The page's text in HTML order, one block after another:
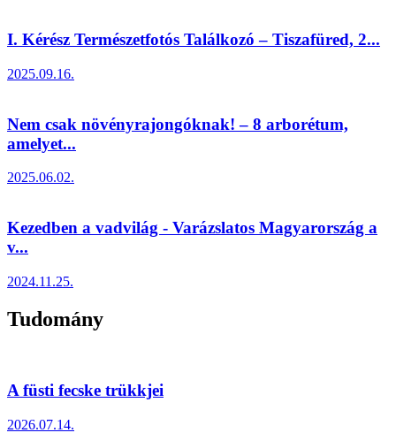
I. Kérész Természetfotós Találkozó – Tiszafüred, 2...
2025.09.16.
Nem csak növényrajongóknak! – 8 arborétum,
amelyet...
2025.06.02.
Kezedben a vadvilág - Varázslatos Magyarország a
v...
2024.11.25.
Tudomány
A füsti fecske trükkjei
2026.07.14.